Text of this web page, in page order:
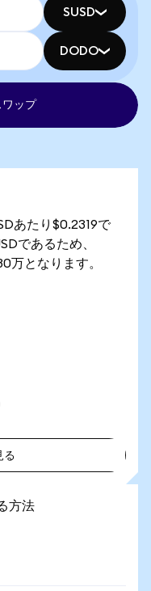
SUSD
DODO
ップ
あたり$0.2319で
であるため、
万となります。
る
方法